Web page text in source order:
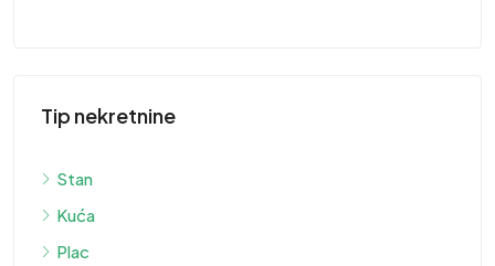
Tip nekretnine
Stan
Kuća
Plac